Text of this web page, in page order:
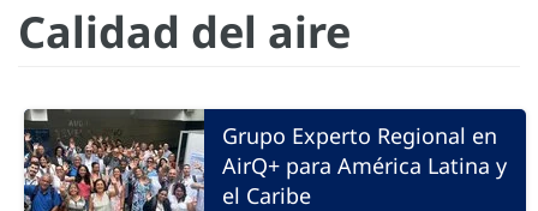
Calidad del aire
Grupo Experto Regional en
AirQ+ para América Latina y
el Caribe